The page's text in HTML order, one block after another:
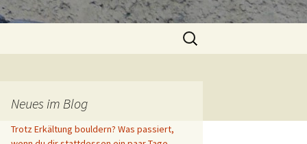
Suchen
nach:
Neues im Blog
Trotz Erkältung bouldern? Was passiert,